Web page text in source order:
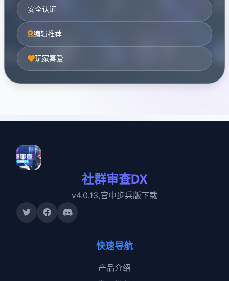
安全认证
编辑推荐
玩家喜爱
社群审查DX
v4.0.13,官中步兵版下载
快速导航
产品介绍